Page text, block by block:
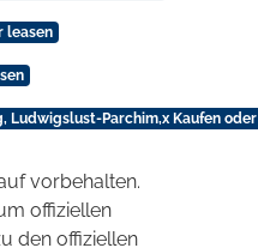
leasen
Ludwigslust-Parchim,x Kaufen
vorbehalten.
offiziellen
den offiziellen